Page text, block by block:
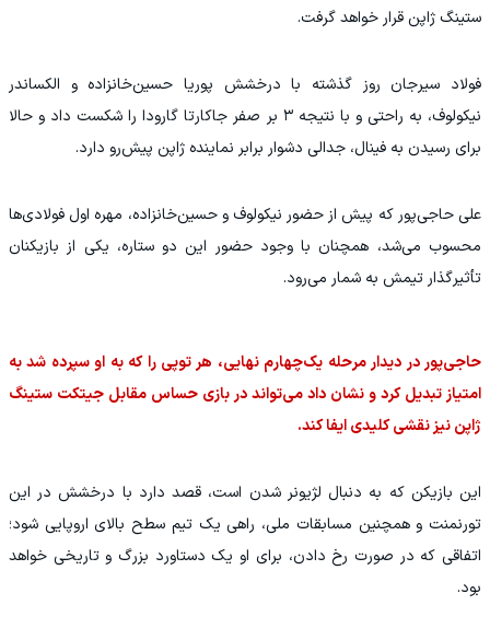
ستینگ ژاپن قرار خواهد گرفت.
فولاد سیرجان روز گذشته با درخشش پوریا حسین‌خانزاده و الکساندر
نیکولوف، به راحتی و با نتیجه ۳ بر صفر جاکارتا گارودا را شکست داد و حالا
برای رسیدن به فینال، جدالی دشوار برابر نماینده ژاپن پیش‌رو دارد.
علی حاجی‌پور که پیش از حضور نیکولوف و حسین‌خانزاده، مهره اول فولادی‌ها
محسوب می‌شد، همچنان با وجود حضور این دو ستاره، یکی از بازیکنان
تأثیرگذار تیمش به شمار می‌رود.
حاجی‌پور در دیدار مرحله یک‌چهارم نهایی، هر توپی را که به او سپرده شد به
امتیاز تبدیل کرد و نشان داد می‌تواند در بازی حساس مقابل جیتکت ستینگ
ژاپن نیز نقشی کلیدی ایفا کند.
این بازیکن که به دنبال لژیونر شدن است، قصد دارد با درخشش در این
تورنمنت و همچنین مسابقات ملی، راهی یک تیم سطح بالای اروپایی شود؛
اتفاقی که در صورت رخ دادن، برای او یک دستاورد بزرگ و تاریخی خواهد
بود.